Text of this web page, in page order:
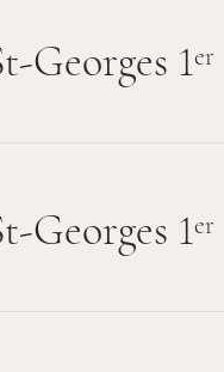
Georges 1er
Georges 1er